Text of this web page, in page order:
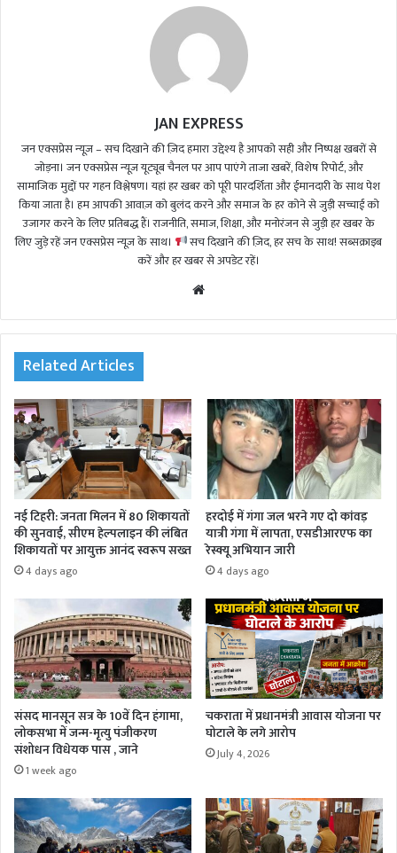
JAN EXPRESS
जन एक्सप्रेस न्यूज़ – सच दिखाने की ज़िद हमारा उद्देश्य है आपको सही और निष्पक्ष खबरों से
जोड़ना। जन एक्सप्रेस न्यूज़ यूट्यूब चैनल पर आप पाएंगे ताजा खबरें, विशेष रिपोर्ट, और
सामाजिक मुद्दों पर गहन विश्लेषण। यहां हर खबर को पूरी पारदर्शिता और ईमानदारी के साथ पेश
किया जाता है। हम आपकी आवाज़ को बुलंद करने और समाज के हर कोने से जुड़ी सच्चाई को
उजागर करने के लिए प्रतिबद्ध हैं। राजनीति, समाज, शिक्षा, और मनोरंजन से जुड़ी हर खबर के
लिए जुड़े रहें जन एक्सप्रेस न्यूज़ के साथ।
सच दिखाने की ज़िद, हर सच के साथ! सब्सक्राइब
करें और हर खबर से अपडेट रहें।
te
Related Articles
नई टिहरी: जनता मिलन में 80 शिकायतों
की सुनवाई, सीएम हेल्पलाइन की लंबित
शिकायतों पर आयुक्त आनंद स्वरूप सख्त
4 days ago
हरदोई में गंगा जल भरने गए दो कांवड़
यात्री गंगा में लापता, एसडीआरएफ का
रेस्क्यू अभियान जारी
4 days ago
संसद मानसून सत्र के 10वें दिन हंगामा,
लोकसभा में जन्म-मृत्यु पंजीकरण
संशोधन विधेयक पास , जाने
1 week ago
चकराता में प्रधानमंत्री आवास योजना पर
घोटाले के लगे आरोप
July 4, 2026